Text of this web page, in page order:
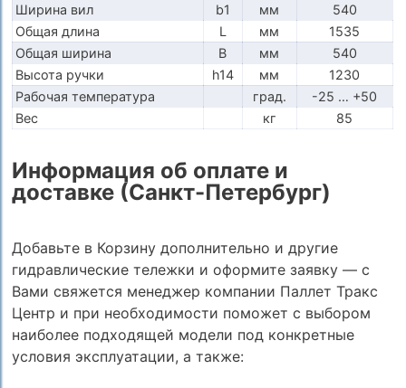
Ширина вил
b1 мм
540
Общая длина
L мм
1535
Общая ширина
B мм
540
Высота ручки
h14 мм
1230
Рабочая температура
град.
-25 … +50
Вес
кг 85
Информация об оплате и
доставке (Санкт-Петербург)
Добавьте в Корзину дополнительно и другие
гидравлические тележки и оформите заявку — с
Вами свяжется менеджер компании Паллет Тракс
Центр и при необходимости поможет с выбором
наиболее подходящей модели под конкретные
условия эксплуатации, а также: